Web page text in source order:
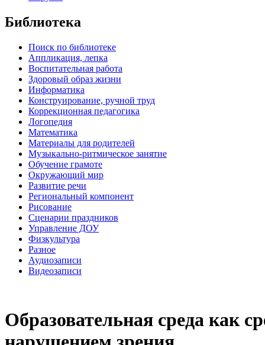
Библиотека
Поиск по библиотеке
Аппликация, лепка
Воспитательная работа
Здоровый образ жизни
Информатика
Конструирование, ручной труд
Коррекционная педагогика
Логопедия
Математика
Материалы для родителей
Музыкально-ритмическое занятие
Обучение грамоте
Окружающий мир
Развитие речи
Региональный компонент
Рисование
Сценарии праздников
Управление ДОУ
Физкультура
Разное
Аудиозаписи
Видеозаписи
Образовательная среда как